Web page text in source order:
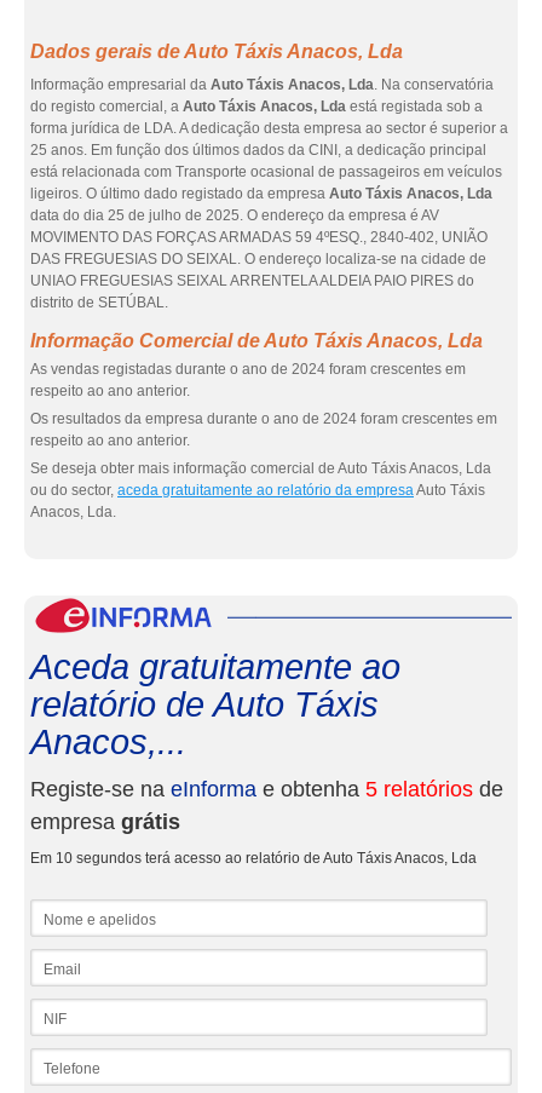
Dados gerais de Auto Táxis Anacos, Lda
Informação empresarial da Auto Táxis Anacos, Lda. Na conservatória
do registo comercial, a Auto Táxis Anacos, Lda está registada sob a
forma jurídica de LDA. A dedicação desta empresa ao sector é superior a
25 anos. Em função dos últimos dados da CINI, a dedicação principal
está relacionada com Transporte ocasional de passageiros em veículos
ligeiros. O último dado registado da empresa Auto Táxis Anacos, Lda
data do dia 25 de julho de 2025. O endereço da empresa é AV
MOVIMENTO DAS FORÇAS ARMADAS 59 4ºESQ., 2840-402, UNIÃO
DAS FREGUESIAS DO SEIXAL. O endereço localiza-se na cidade de
UNIAO FREGUESIAS SEIXAL ARRENTELA ALDEIA PAIO PIRES do
distrito de SETÚBAL.
Informação Comercial de Auto Táxis Anacos, Lda
As vendas registadas durante o ano de 2024 foram crescentes em
respeito ao ano anterior.
Os resultados da empresa durante o ano de 2024 foram crescentes em
respeito ao ano anterior.
Se deseja obter mais informação comercial de Auto Táxis Anacos, Lda
ou do sector, aceda gratuitamente ao relatório da empresaAuto Táxis
Anacos, Lda.
Aceda gratuitamente ao
relatório de Auto Táxis
Anacos,...
Registe-se na eInforma e obtenha 5 relatórios de
empresa grátis
Em 10 segundos terá acesso ao relatório de Auto Táxis Anacos, Lda